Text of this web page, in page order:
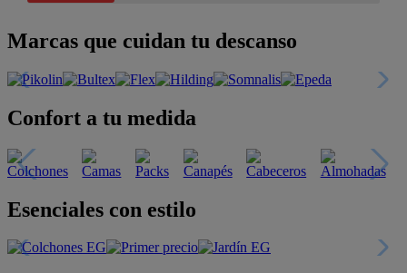
Marcas que cuidan tu descanso
Confort a tu medida
Esenciales con estilo